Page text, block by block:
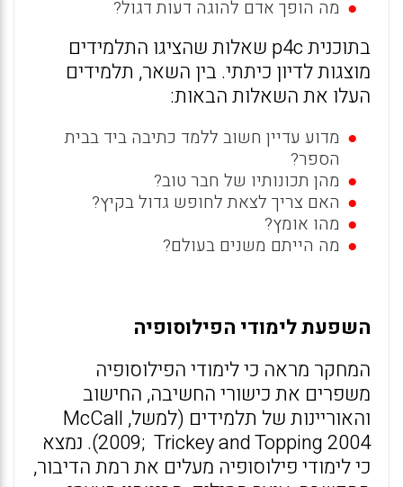
מה הופך אדם להוגה דעות דגול?
בתוכנית p4c שאלות שהציגו התלמידים
מוצגות לדיון כיתתי. בין השאר, תלמידים
העלו את השאלות הבאות:
מדוע עדיין חשוב ללמד כתיבה ביד בבית
הספר?
מהן תכונותיו של חבר טוב?
האם צריך לצאת לחופש גדול בקיץ?
מהו אומץ?
מה הייתם משנים בעולם?
השפעת לימודי הפילוסופיה
המחקר מראה כי לימודי הפילוסופיה
משפרים את כישורי החשיבה, החישוב
והאוריינות של תלמידים (למשל, McCall
2009; Trickey and Topping 2004). נמצא
כי לימודי פילוסופיה מעלים את רמת הדיבור,